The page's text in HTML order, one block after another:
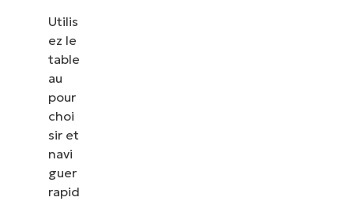
Utilis
ez le
table
au
pour
choi
sir et
navi
guer
rapid